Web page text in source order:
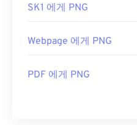
SK1 에게 PNG
Webpage 에게 PNG
PDF 에게 PNG